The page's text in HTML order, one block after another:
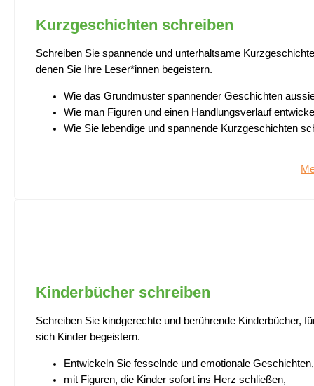
Kurzgeschichten schreiben
Schreiben Sie spannende und unterhaltsame
denen Sie Ihre Leser*innen begeistern.
Wie das Grundmuster spannender Geschichten
Wie man Figuren und einen Handlungsverlauf
Wie Sie lebendige und spannende Kurzgeschichten
Kinderbücher schreiben
Schreiben Sie kindgerechte und berührende Kinderbücher,
sich Kinder begeistern.
Entwickeln Sie fesselnde und emotionale Geschichten,
mit Figuren, die Kinder sofort ins Herz schließen,